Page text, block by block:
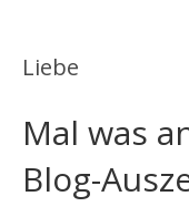
Liebe
Mal was
Blog-